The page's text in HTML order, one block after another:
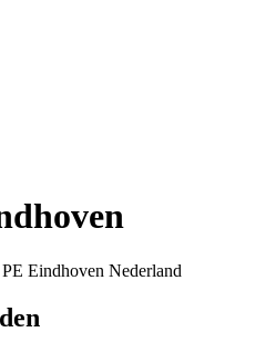
Eindhoven Nederland